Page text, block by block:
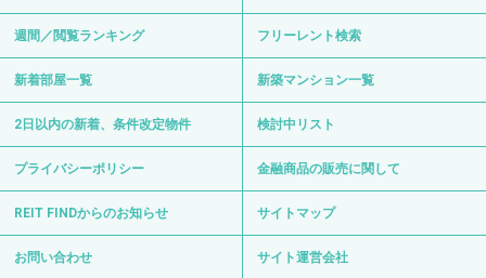
週間／閲覧ランキング フリーレント検索
新着部屋一覧 新築マンション一覧
2日以内の新着、条件改定物件 検討中リスト
プライバシーポリシー 金融商品の販売に関して
REIT FINDからのお知らせ サイトマップ
お問い合わせ サイト運営会社